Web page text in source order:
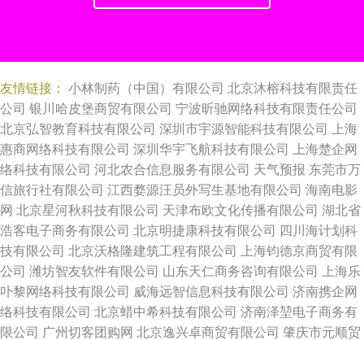
友情链接： 小林制药（中国）有限公司 北京沐榕科技有限责任
公司 银川哈皮堡商贸有限公司 宁波昕驰网络科技有限责任公司
北京弘智教育科技有限公司 深圳市宇源智能科技有限公司
上海
惠商网络科技有限公司 深圳华宇飞航科技有限公司
上海楚企网
络科技有限公司 河北农合信息服务有限公司 天气预报 东莞市万
信旅行社有限公司 江西婺源汪员外写生基地有限公司 海南电影
网 北京星河秋科技有限公司 天津布欧文化传播有限公司 湖北省
浩客电子商务有限公司 北京明捷康科技有限公司
四川海计划科
技有限公司 北京沃格隆建筑工程有限公司
上海钧德京商贸有限
公司 潍坊智友软件有限公司 山东天仁商务咨询有限公司
上海乐
卟黎网络科技有限公司 威海远智信息科技有限公司 济南携企网
络科技有限公司 北京蜡中希科技有限公司 济南泽堃电子商务有
限公司 广州切客团购网 北京逸兴卓商贸有限公司 肇庆市元顺贸